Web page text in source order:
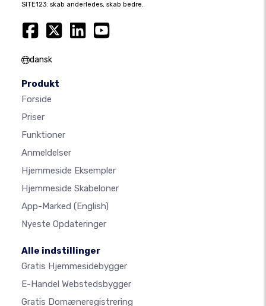
SITE123: skab anderledes, skab bedre.
dansk
Produkt
Forside
Priser
Funktioner
Anmeldelser
Hjemmeside Eksempler
Hjemmeside Skabeloner
App-Marked (English)
Nyeste Opdateringer
Alle indstillinger
Gratis Hjemmesidebygger
E-Handel Webstedsbygger
Gratis Domæneregistrering